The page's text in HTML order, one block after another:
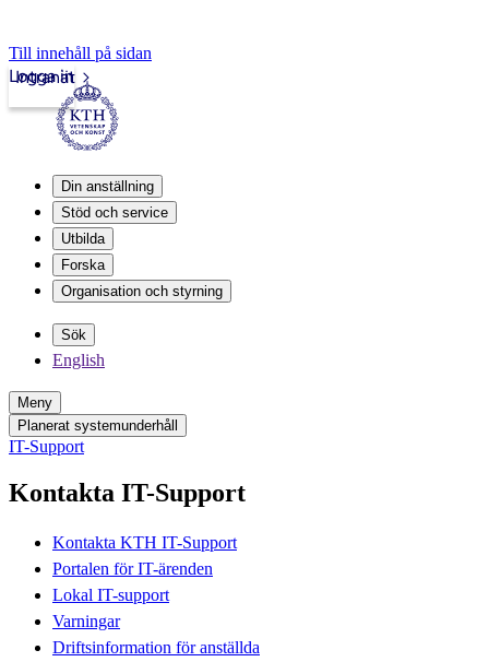
Till innehåll på sidan
Intranät
Logga in
Din anställning
Stöd och service
Utbilda
Forska
Organisation och styrning
Sök
English
Meny
Planerat systemunderhåll
IT-Support
Kontakta IT-Support
Kontakta KTH IT-Support
Portalen för IT-ärenden
Lokal IT-support
Varningar
Driftsinformation för anställda